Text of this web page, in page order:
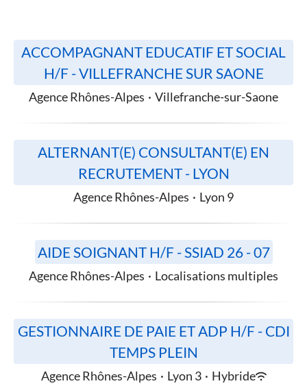
ACCOMPAGNANT EDUCATIF ET SOCIAL
H/F - VILLEFRANCHE SUR SAONE
Agence Rhônes-Alpes · Villefranche-sur-Saone
ALTERNANT(E) CONSULTANT(E) EN
RECRUTEMENT - LYON
Agence Rhônes-Alpes · Lyon 9
AIDE SOIGNANT H/F - SSIAD 26 - 07
Agence Rhônes-Alpes · Localisations multiples
GESTIONNAIRE DE PAIE ET ADP H/F - CDI
TEMPS PLEIN
Agence Rhônes-Alpes · Lyon 3 · Hybride